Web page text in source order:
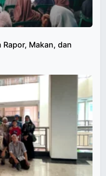
Rapor, Makan, dan